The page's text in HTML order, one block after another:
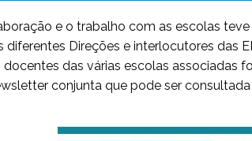
e o trabalho com as escolas
diferentes Direções e interlocutores
das várias escolas associadas
conjunta que pode ser